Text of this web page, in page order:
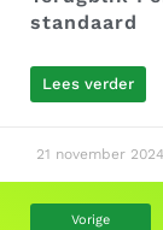
standaard
Lees verder
21 november 2024
Vorige